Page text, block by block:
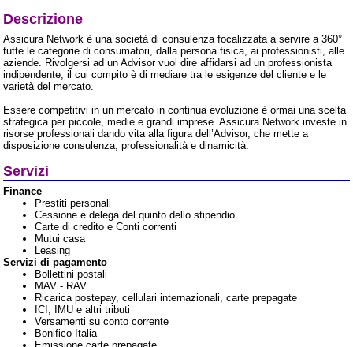
Descrizione
Assicura Network è una società di consulenza focalizzata a servire a 360°
tutte le categorie di consumatori, dalla persona fisica, ai professionisti, alle
aziende. Rivolgersi ad un Advisor vuol dire affidarsi ad un professionista
indipendente, il cui compito è di mediare tra le esigenze del cliente e le
varietà del mercato.
Essere competitivi in un mercato in continua evoluzione è ormai una scelta
strategica per piccole, medie e grandi imprese. Assicura Network investe in
risorse professionali dando vita alla figura dell’Advisor, che mette a
disposizione consulenza, professionalità e dinamicità.
Servizi
Finance
Prestiti personali
Cessione e delega del quinto dello stipendio
Carte di credito e Conti correnti
Mutui casa
Leasing
Servizi di pagamento
Bollettini postali
MAV - RAV
Ricarica postepay, cellulari internazionali, carte prepagate
ICI, IMU e altri tributi
Versamenti su conto corrente
Bonifico Italia